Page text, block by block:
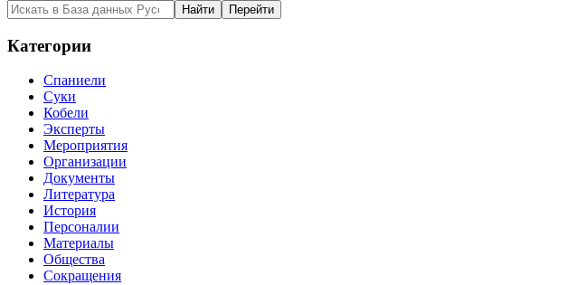
Категории
Спаниели
Суки
Кобели
Эксперты
Мероприятия
Организации
Документы
Литература
История
Персоналии
Материалы
Общества
Сокращения